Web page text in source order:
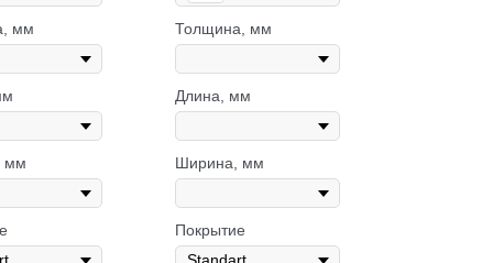
мм
мм
Толщина, мм
Длина, мм
Ширина, мм
Покрытие